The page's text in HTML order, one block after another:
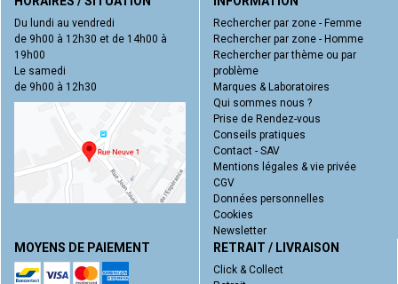
Du lundi au vendredi
de 9h00 à 12h30 et de 14h00 à
19h00
Le samedi
de 9h00 à 12h30
Rechercher par zone - Femme
Rechercher par zone - Homme
Rechercher par thème ou par
problème
Marques & Laboratoires
Qui sommes nous ?
Prise de Rendez-vous
Conseils pratiques
Contact - SAV
Mentions légales & vie privée
CGV
Données personnelles
Cookies
Newsletter
MOYENS DE PAIEMENT RETRAIT / LIVRAISON
Click & Collect